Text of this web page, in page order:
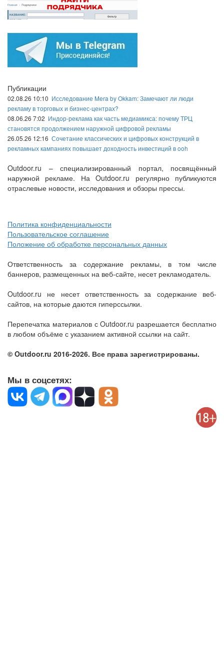
Публикации
02.08.26 10:10 Исследование Mera by Okkam: Замечают ли люди
рекламу в торговых и бизнес-центрах?
08.06.26 7:02 Индор-реклама как часть медиамикса: почему ТРЦ
становятся продолжением наружной цифровой рекламы
26.05.26 12:16 Сочетание классических и цифровых конструкций в
рекламных кампаниях повышает доходность инвестиций в ooh
Outdoor.ru – специализированный портал, посвящённый
наружной рекламе. На Outdoor.ru регулярно публикуются
отраслевые новости, исследования и обзоры прессы.
Политика конфиденциальности
Пользовательское соглашение
Положение об обработке персональных данных
Ответственность за содержание рекламы, в том числе
баннеров, размещенных на веб-сайте, несет рекламодатель.
Outdoor.ru не несет ответственность за содержание веб-
сайтов, на которые даются гиперссылки.
Перепечатка материалов с Outdoor.ru разрешается бесплатно
в любом объёме с указанием активной ссылки на сайт.
© Outdoor.ru 2016-2026. Все права зарегистрированы.
Мы в соцсетях: